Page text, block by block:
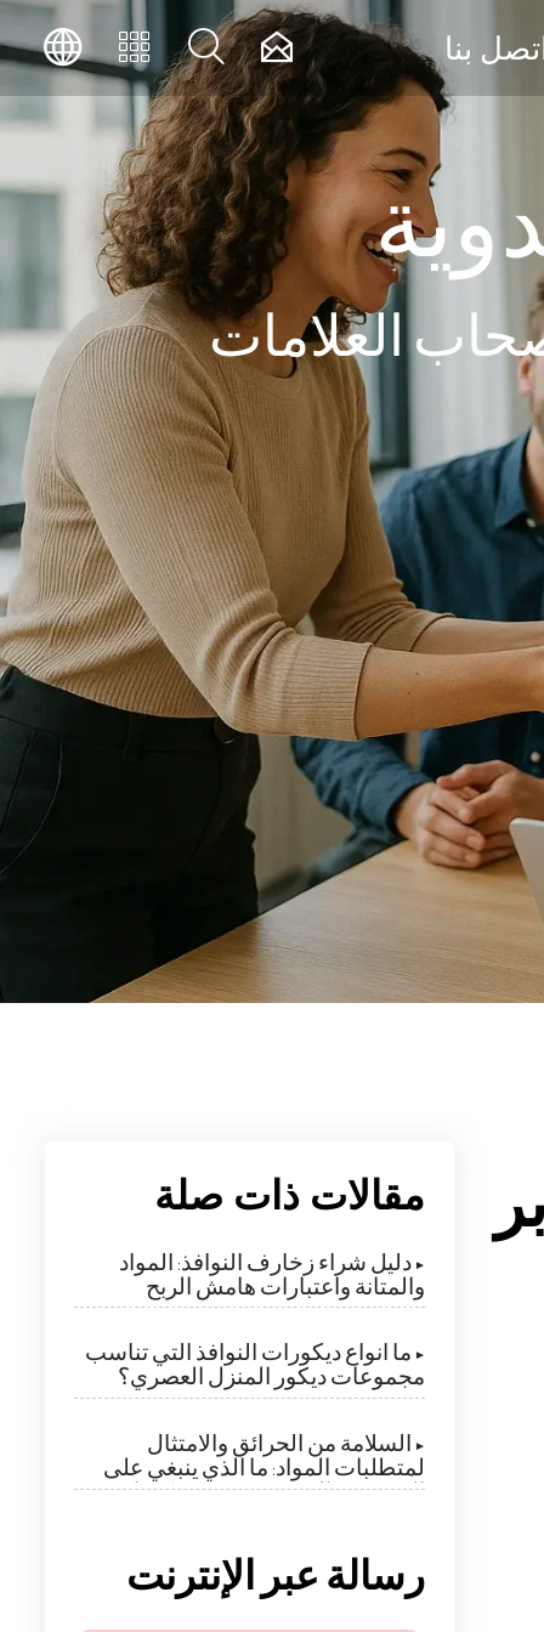
بنا 



العلامات
مقالات ذات صلة
▶ دليل شراء زخارف النوافذ: المواد
والمتانة واعتبارات هامش الربح
▶ ما أنواع ديكورات النوافذ التي تناسب
مجموعات ديكور المنزل العصري؟
▶ السلامة من الحرائق والامتثال
لمتطلبات المواد: ما الذي ينبغي على
المشترين التحقق منه في ديكورات
رسالة عبر الإنترنت